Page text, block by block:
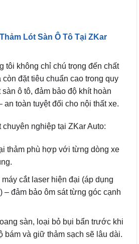
Lót Sàn Ô Tô Tại ZKar
tôi không chỉ chú trọng đến chất
còn đặt tiêu chuẩn cao trong quy
ô tô, đảm bảo độ khít hoàn
an toàn tuyệt đối cho nội thất xe.
nghiệp tại ZKar Auto:
thảm phù hợp với từng dòng xe
cắt laser hiện đại (áp dụng
– đảm bảo ôm sát từng góc cạnh
sàn, loại bỏ bụi bẩn trước khi
bám và giữ thảm sạch sẽ lâu dài.